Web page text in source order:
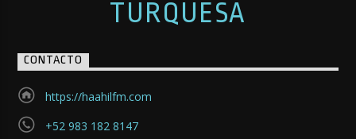
TURQUESA
CONTACTO
https://haahilfm.com
+52 983 182 8147